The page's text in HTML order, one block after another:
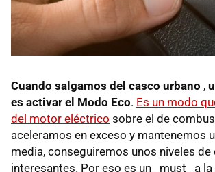
Cuando salgamos del casco urbano ,
es activar el Modo Eco. Es un modo
del motor eléctrico sobre el de
aceleramos en exceso y mantenemos
media, conseguiremos unos niveles
interesantes. Por eso es un _must_ a